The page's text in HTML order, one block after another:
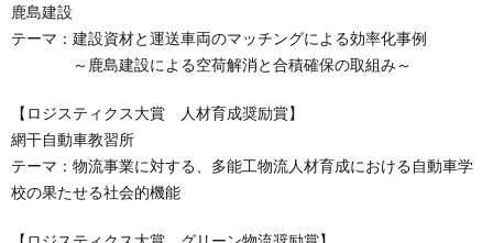
鹿島建設
テーマ：建設資材と運送車両のマッチングによる効率化事例
～鹿島建設による空荷解消と合積確保の取組み～
【ロジスティクス大賞 人材育成奨励賞】
網干自動車教習所
テーマ：物流事業に対する、多能工物流人材育成における自動車学
校の果たせる社会的機能